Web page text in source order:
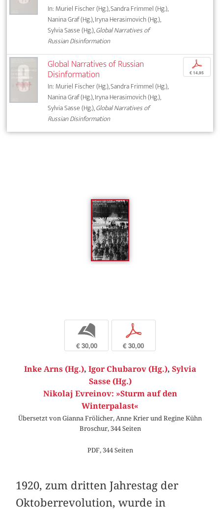
In: Muriel Fischer (Hg.), Sandra Frimmel (Hg.),
Nanina Graf (Hg.), Iryna Herasimovich (Hg.),
Sylvia Sasse (Hg.),Global Narratives of
Russian Disinformation
Global Narratives of Russian
Disinformation
In: Muriel Fischer (Hg.), Sandra Frimmel (Hg.),
Nanina Graf (Hg.), Iryna Herasimovich (Hg.),
Sylvia Sasse (Hg.),Global Narratives of
Russian Disinformation
p
€ 14,95
b
€ 30,00
p
€ 30,00
Inke Arns (Hg.), Igor Chubarov (Hg.), Sylvia
Sasse (Hg.)
Nikolaj Evreinov: »Sturm auf den
Winterpalast«
Übersetzt von Gianna Frölicher, Anne Krier und Regine Kühn
Broschur, 344 Seiten
PDF, 344 Seiten
1920, zum dritten Jahrestag der
Oktoberrevolution, wurde in